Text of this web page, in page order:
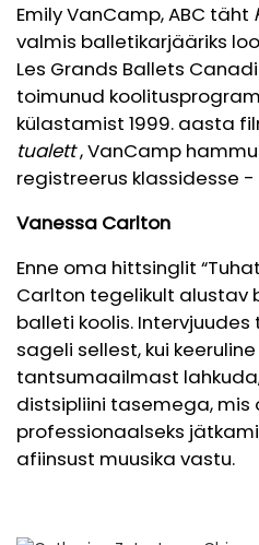
Emily VanCamp, ABC täht
valmis balletikarjääriks
Les Grands Ballets
toimunud
külastamist 1999. aasta
tualett, VanCamp
registreerus klassidesse
Vanessa Carlton
Enne oma hittsinglit
Carlton tegelikult alustav
balleti koolis.
sageli sellest, kui
tantsumaailmast
distsipliini tasemega, mis
professionaalseks
afiinsust muusika vastu.